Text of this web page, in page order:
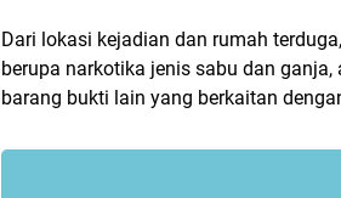
Dari lokasi kejadian dan rumah
berupa narkotika jenis sabu dan
barang bukti lain yang berkaitan